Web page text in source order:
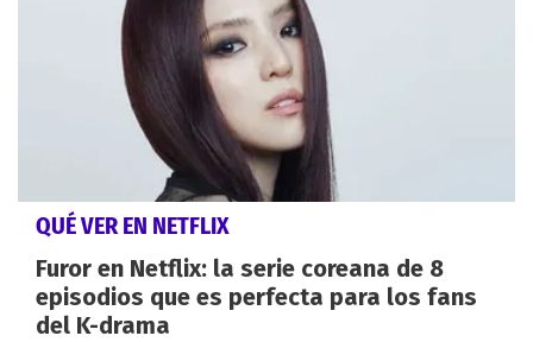
QUÉ VER EN NETFLIX
Furor en Netflix: la serie coreana de 8
episodios que es perfecta para los fans
del K-drama